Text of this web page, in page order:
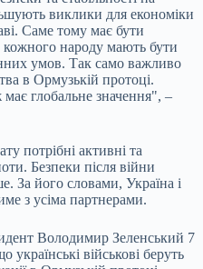
виклики для економіки
Саме тому має бути
кожного народу мають бути
умов. Так само важливо
в Ормузькій протоці.
глобальне значення", –
потрібні активні та
Безпеки після війни
За його словами, Україна і
з усіма партнерами.
Володимир Зеленський 7
українські військові беруть